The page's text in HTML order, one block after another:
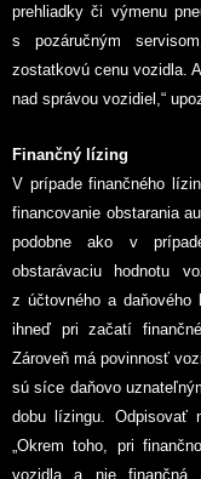
prehliadky či výmenu
s pozáručným
zostatkovú cenu vozidla.
nad správou vozidiel,“
Finančný lízing
V prípade finančného
financovanie obstarania
podobne ako v
obstarávaciu hodnotu
z účtovného a
ihneď pri začatí
Zároveň má povinnosť
sú síce daňovo
dobu lízingu. Odpisovať
„Okrem toho, pri
vozidla a nie